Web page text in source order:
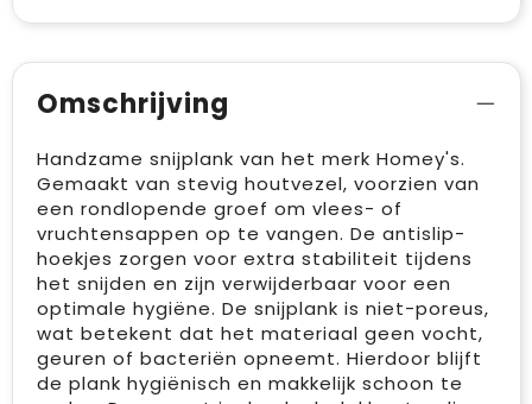
Omschrijving
Handzame snijplank van het merk Homey's.
Gemaakt van stevig houtvezel, voorzien van
een rondlopende groef om vlees- of
vruchtensappen op te vangen. De antislip-
hoekjes zorgen voor extra stabiliteit tijdens
het snijden en zijn verwijderbaar voor een
optimale hygiëne. De snijplank is niet-poreus,
wat betekent dat het materiaal geen vocht,
geuren of bacteriën opneemt. Hierdoor blijft
de plank hygiënisch en makkelijk schoon te